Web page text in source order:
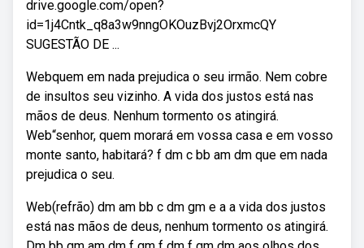
drive.google.com/open?
id=1j4Cntk_q8a3w9nngOKOuzBvj2OrxmcQY
SUGESTÃO DE ...
Webquem em nada prejudica o seu irmão. Nem cobre
de insultos seu vizinho. A vida dos justos está nas
mãos de deus. Nenhum tormento os atingirá.
Web“senhor, quem morará em vossa casa e em vosso
monte santo, habitará? f dm c bb am dm que em nada
prejudica o seu.
Web(refrão) dm am bb c dm gm e a a vida dos justos
está nas mãos de deus, nenhum tormento os atingirá.